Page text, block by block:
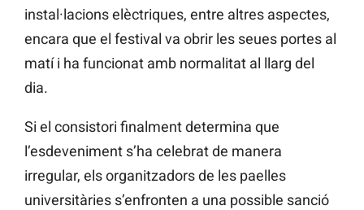
instal·lacions elèctriques, entre altres aspectes,
encara que el festival va obrir les seues portes al
matí i ha funcionat amb normalitat al llarg del
dia.
Si el consistori finalment determina que
l’esdeveniment s’ha celebrat de manera
irregular, els organitzadors de les paelles
universitàries s’enfronten a una possible sanció